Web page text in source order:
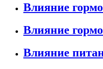
Влияние
Влияние
Влияние